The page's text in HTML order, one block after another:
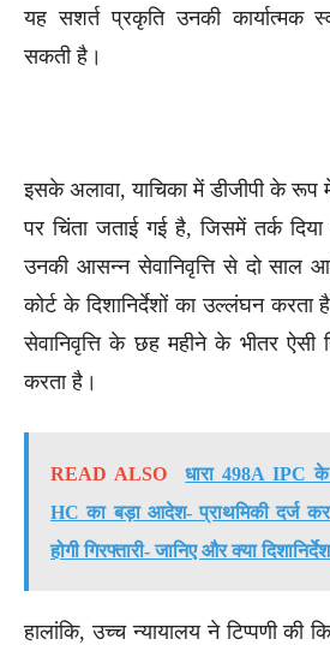
यह सशर्त प्रकृति उनकी कार्यात्मक
सकती है।
इसके अलावा, याचिका में डीजीपी के रूप
पर चिंता जताई गई है, जिसमें तर्क
उनकी आसन्न सेवानिवृत्ति से दो साल
कोर्ट के दिशानिर्देशों का उल्लंघन करता
सेवानिवृत्ति के छह महीने के भीतर ऐसी
करता है।
READ ALSO
धारा 498A IPC के
HC का बड़ा आदेश- प्राथमिकी दर्ज
होगी गिरफ्तारी- जानिए और क्या
हालांकि, उच्च न्यायालय ने टिप्पणी की